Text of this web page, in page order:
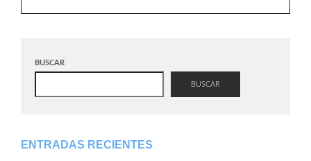
BUSCAR
BUSCAR
ENTRADAS RECIENTES